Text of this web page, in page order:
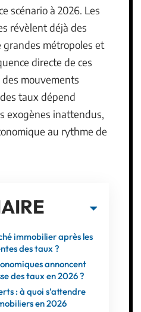
scénario à 2026. Les
révèlent déjà des
métropoles et
directe de ces
mouvements
taux dépend
exogènes inattendus,
au rythme de
immobilier après les
des taux ?
annoncent
des taux en 2026 ?
: à quoi s’attendre
en 2026